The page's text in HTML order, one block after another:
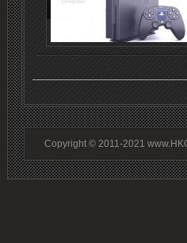
Copyright © 2011-2021